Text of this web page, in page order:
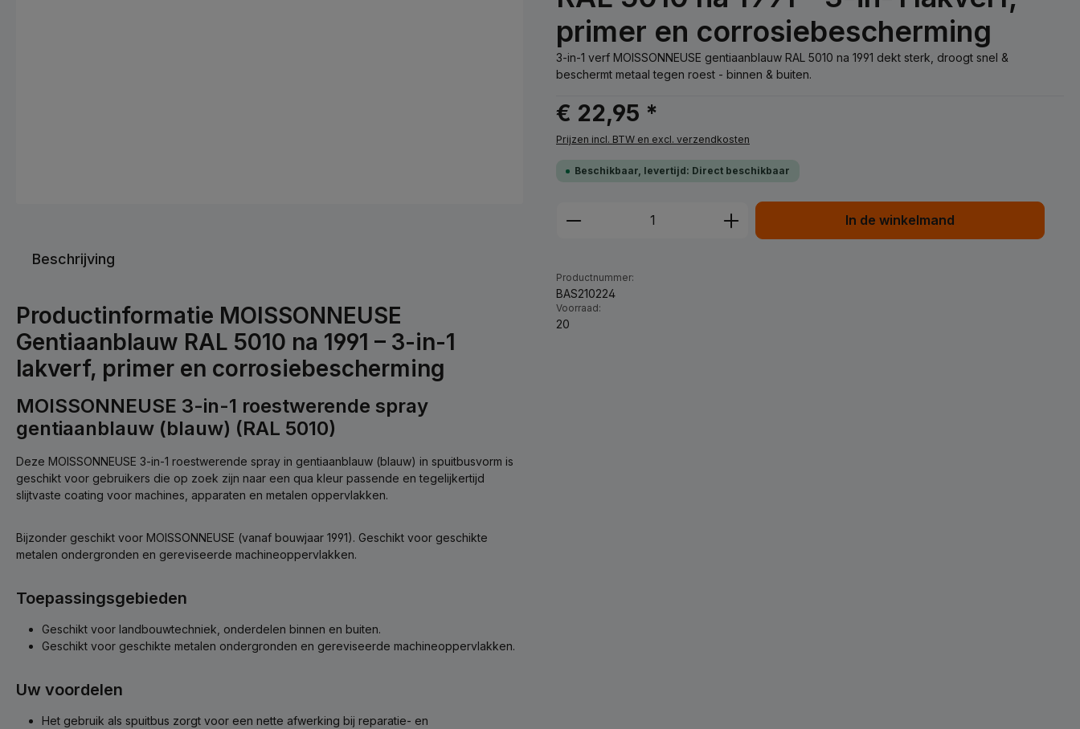
primer en corrosiebescherming
3-in-1 verf MOISSONNEUSE gentiaanblauw RAL 5010 na 1991 dekt sterk, droogt snel &
beschermt metaal tegen roest - binnen & buiten.
€ 22,95 *
Prijzen incl. BTW en excl. verzendkosten
Beschikbaar, levertijd: Direct beschikbaar
Producthoeveelheid: Voer de gewenste hoeveelheid in
In de winkelmand
Productnummer:
BAS210224
Voorraad:
20
Beschrijving
Productinformatie MOISSONNEUSE
Gentiaanblauw RAL 5010 na 1991 – 3-in-1
lakverf, primer en corrosiebescherming
MOISSONNEUSE 3-in-1 roestwerende spray
gentiaanblauw (blauw) (RAL 5010)
Deze MOISSONNEUSE 3-in-1 roestwerende spray in gentiaanblauw (blauw) in spuitbusvorm is
geschikt voor gebruikers die op zoek zijn naar een qua kleur passende en tegelijkertijd
slijtvaste coating voor machines, apparaten en metalen oppervlakken.
Bijzonder geschikt voor MOISSONNEUSE (vanaf bouwjaar 1991). Geschikt voor geschikte
metalen ondergronden en gereviseerde machineoppervlakken.
Toepassingsgebieden
Geschikt voor landbouwtechniek, onderdelen binnen en buiten.
Geschikt voor geschikte metalen ondergronden en gereviseerde machineoppervlakken.
Uw voordelen
Het gebruik als spuitbus zorgt voor een nette afwerking bij reparatie- en